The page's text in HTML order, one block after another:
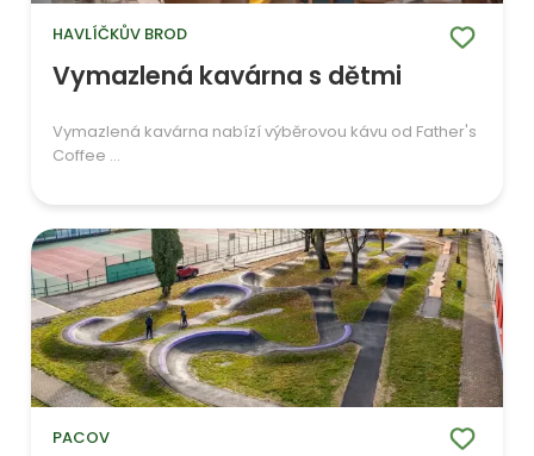
HAVLÍČKŮV BROD
Vymazlená kavárna s dětmi
Vymazlená kavárna nabízí výběrovou kávu od Father's
Coffee ...
PACOV